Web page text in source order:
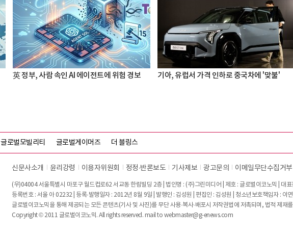
英 정부, 사람 속인 AI 에이전트에 위험 경보 기아, 유럽서 가격 인하로 중국차에 '맞불'
글로벌모빌리티 글로벌게이머즈 더 블링스
신문사소개 윤리강령 이용자위원회 정정∙반론보도 기사제보 광고문의 이메일무단수집거부
(우)04004 서울특별시 마포구 월드컵로62 서교동 한림빌딩 2층 | 법인명 : (주)그린미디어 | 제호 : 글로벌이코노믹 | 대
등록번호 : 서울 아 02232 | 등록·발행일자 : 2012년 8월 9일 | 발행인 : 김성원 | 편집인 : 김성원 | 청소년보호책임자 : 이
글로벌이코노믹을 통해 제공되는 모든 콘텐츠(기사 및 사진)를 무단 사용·복사·배포시 저작권법에 저촉되며, 법적 제재
Copyright © 2011 글로벌이코노믹. All rights reserved. mail to webmaster@g-enews.com